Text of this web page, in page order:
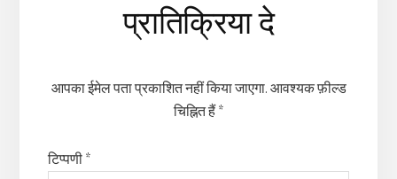
Interactions
प्रातिक्रिया दे
आपका ईमेल पता प्रकाशित नहीं किया जाएगा. आवश्यक फ़ील्ड
चिह्नित हैं *
टिप्पणी *